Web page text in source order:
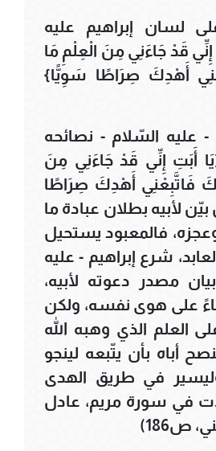
لسان إبراهيم عليه
إِنِّي قَدْ جَاءَنِي مِنَ الْعِلْمِ مَا
أَهْدِكَ صِرَاطًا سَوِيًّا}
- عليه السّلام - نصائحه
أَبَتِ إِنِّي قَدْ جَاءَنِي مِنَ
فَاتَّبِعْنِي أَهْدِكَ صِرَاطًا
لأبيه بطلان عبادة ما
فالمعبود يستحيل
شرع إبراهيم - عليه
مصدر دعوته لأبيه،
على هوى نفسه، ولكن
العلم الذي وهبه الله
أباه بأن يتّبعه لينجو
في طريق الهدى
في سورة مريم، عادل
ص186)